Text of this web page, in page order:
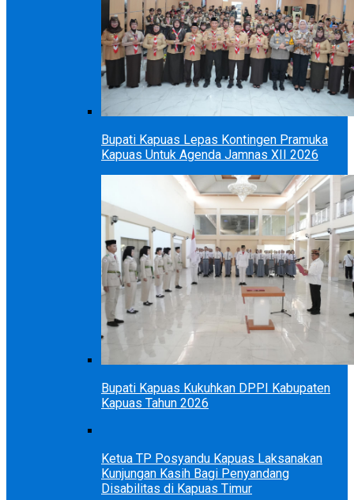
Bupati Kapuas Lepas Kontingen Pramuka
Kapuas Untuk Agenda Jamnas XII 2026
Bupati Kapuas Kukuhkan DPPI Kabupaten
Kapuas Tahun 2026
Ketua TP Posyandu Kapuas Laksanakan
Kunjungan Kasih Bagi Penyandang
Disabilitas di Kapuas Timur